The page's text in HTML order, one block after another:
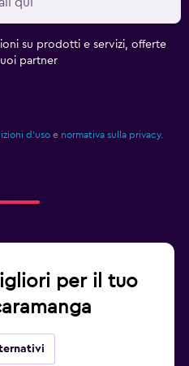
su prodotti e servizi, offerte
partner
d'uso e normativa sulla privacy.
per il tuo